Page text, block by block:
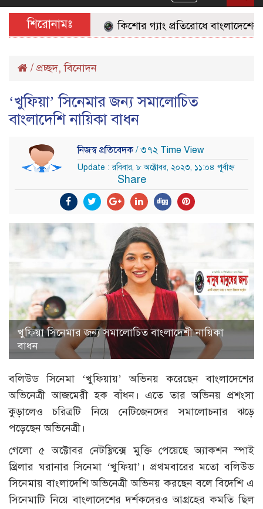
navigation
শিরোনামঃ কিশোর গ্যাং প্রতিরোধে বাংলাদেশের
/ প্রচ্ছদ,বিনোদন
‘খুফিয়া’ সিনেমার জন্য সমালোচিত
বাংলাদেশি নায়িকা বাধন
নিজস্ব প্রতিবেদক/ ৩৭২ Time View
Update : রবিবার, ৮ অক্টোবর, ২০২৩, ১১:০৪ পূর্বাহ্ন
Share
খুফিয়া সিনেমার জন্য সমালোচিত বাংলাদেশী নায়িকা
বাধন
বলিউড সিনেমা ‘খুফিয়ায়’ অভিনয় করেছেন বাংলাদেশের
অভিনেত্রী আজমেরী হক বাঁধন। এতে তার অভিনয় প্রশংসা
কুড়ালেও চরিত্রটি নিয়ে নেটিজেনদের সমালোচনার ঝড়ে
পড়েছেন অভিনেত্রী।
গেলো ৫ অক্টোবর নেটফ্লিক্সে মুক্তি পেয়েছে অ্যাকশন স্পাই
থ্রিলার ঘরানার সিনেমা ‘খুফিয়া’। প্রথমবারের মতো বলিউড
সিনেমায় বাংলাদেশি অভিনেত্রী অভিনয় করছেন বলে বিদেশি এ
সিনেমাটি নিয়ে বাংলাদেশের দর্শকদেরও আগ্রহের কমতি ছিল